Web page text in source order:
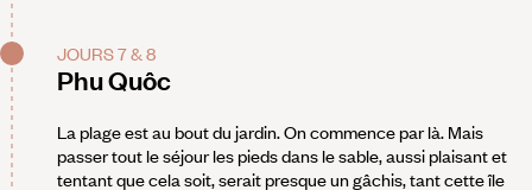
JOURS 7 & 8
Phu Quôc
La plage est au bout du jardin. On commence par là. Mais
passer tout le séjour les pieds dans le sable, aussi plaisant et
tentant que cela soit, serait presque un gâchis, tant cette île